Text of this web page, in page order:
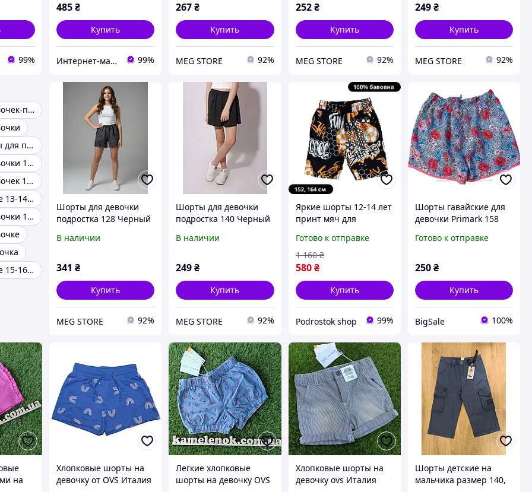
99%
485₴
Купить
Интернет-магазин «Сокровища Востока» — качественные товары из Японии и Кореи 99%
267₴
Купить
MEG STORE 92%
252 ₴
Купить
MEG STORE 92%
249₴
Купить
MEG STORE 92%
Шорты для девочек-подростков
Модные шорты для подростков девочек
Шорты для девочки 11-12 лет
Шорты для девочек 158р
Шорты девочке 13-14 лет
Шорты для девочки 10 лет
Шорты девочке 15-16 лет
Шорты для девочки
подростка 128 Черный
В наличии
341 ₴
Купить
MEG STORE 92%
Шорты для девочки
подростка 140 Черный
В наличии
249₴
Купить
MEG STORE 92%
Яркие шорты 12-14 лет
принт мяч для
удлиненные
качественные
хлопковые шорты на
лето
Готово к отправке
580 ₴
1 160 ₴
Купить
Podrostok shop 99%
Шорты гавайские для
девочки Primark 158
Готово к отправке
250₴
Купить
BigSale 100%
на
Хлопковые шорты на
девочку от OVS Италия
Легкие хлопковые
шорты на девочку OVS
Хлопковые шорты на
девочку ovs Италия
Шорты детские на
мальчика размер 140,